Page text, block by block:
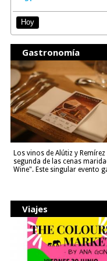
Hoy
Gastronomía
Los vinos de Alútiz y
segunda de las cenas
Wine". Este singular evento
Viajes